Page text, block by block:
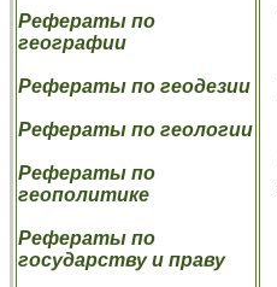
Рефераты по
географии
Рефераты по геодезии
Рефераты по геологии
Рефераты по
геополитике
Рефераты по
государству и праву